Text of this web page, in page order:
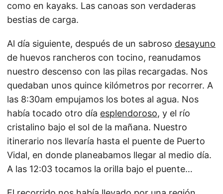
como en kayaks. Las canoas son verdaderas
bestias de carga.
Al día siguiente, después de un sabroso desayuno
de huevos rancheros con tocino, reanudamos
nuestro descenso con las pilas recargadas. Nos
quedaban unos quince kilómetros por recorrer. A
las 8:30am empujamos los botes al agua. Nos
había tocado otro día esplendoroso, y el río
cristalino bajo el sol de la mañana. Nuestro
itinerario nos llevaría hasta el puente de Puerto
Vidal, en donde planeabamos llegar al medio día.
A las 12:03 tocamos la orilla bajo el puente…